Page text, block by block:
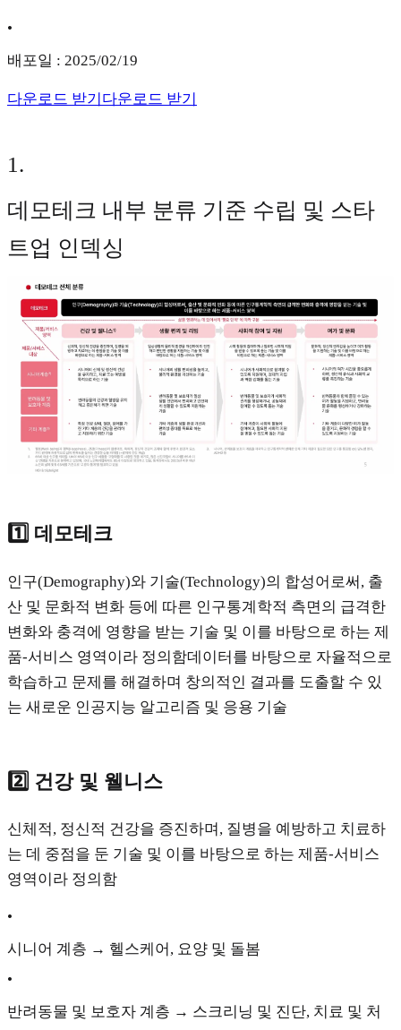
•
배포일 : 2025/02/19
다운로드 받기 다운로드 받기
1 .
데모테크 내부 분류 기준 수립 및 스타
트업 인덱싱
1️⃣ 데모테크
인구(Demography)와 기술(Technology)의 합성어로써, 출
산 및 문화적 변화 등에 따른 인구통계학적 측면의 급격한
변화와 충격에 영향을 받는 기술 및 이를 바탕으로 하는 제
품-서비스 영역이라 정의함데이터를 바탕으로 자율적으로
학습하고 문제를 해결하며 창의적인 결과를 도출할 수 있
는 새로운 인공지능 알고리즘 및 응용 기술
2️⃣ 건강 및 웰니스
신체적, 정신적 건강을 증진하며, 질병을 예방하고 치료하
는 데 중점을 둔 기술 및 이를 바탕으로 하는 제품-서비스
영역이라 정의함
•
시니어 계층 → 헬스케어, 요양 및 돌봄
•
반려동물 및 보호자 계층 → 스크리닝 및 진단, 치료 및 처